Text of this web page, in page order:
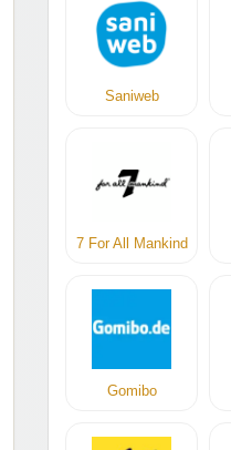
Saniweb
7 For All Mankind
Gomibo